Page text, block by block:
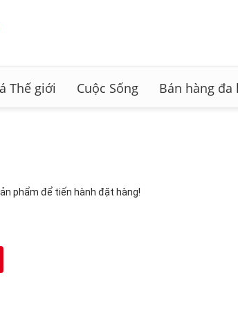
Thế giới Cuộc Sống Bán hàng đa
phẩm để tiến hành đặt hàng!